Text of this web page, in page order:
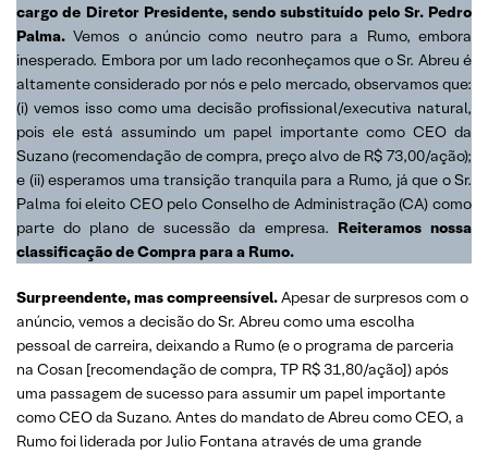
cargo de Diretor Presidente, sendo substituído pelo Sr. Pedro
Palma. Vemos o anúncio como neutro para a Rumo, embora
inesperado. Embora por um lado reconheçamos que o Sr. Abreu é
altamente considerado por nós e pelo mercado, observamos que:
(i) vemos isso como uma decisão profissional/executiva natural,
pois ele está assumindo um papel importante como CEO da
Suzano (recomendação de compra, preço alvo de R$ 73,00/ação);
e (ii) esperamos uma transição tranquila para a Rumo, já que o Sr.
Palma foi eleito CEO pelo Conselho de Administração (CA) como
parte do plano de sucessão da empresa. Reiteramos nossa
classificação de Compra para a Rumo.
Surpreendente, mas compreensível.Apesar de surpresos com o
anúncio, vemos a decisão do Sr. Abreu como uma escolha
pessoal de carreira, deixando a Rumo (e o programa de parceria
na Cosan [recomendação de compra, TP R$ 31,80/ação]) após
uma passagem de sucesso para assumir um papel importante
como CEO da Suzano. Antes do mandato de Abreu como CEO, a
Rumo foi liderada por Julio Fontana através de uma grande